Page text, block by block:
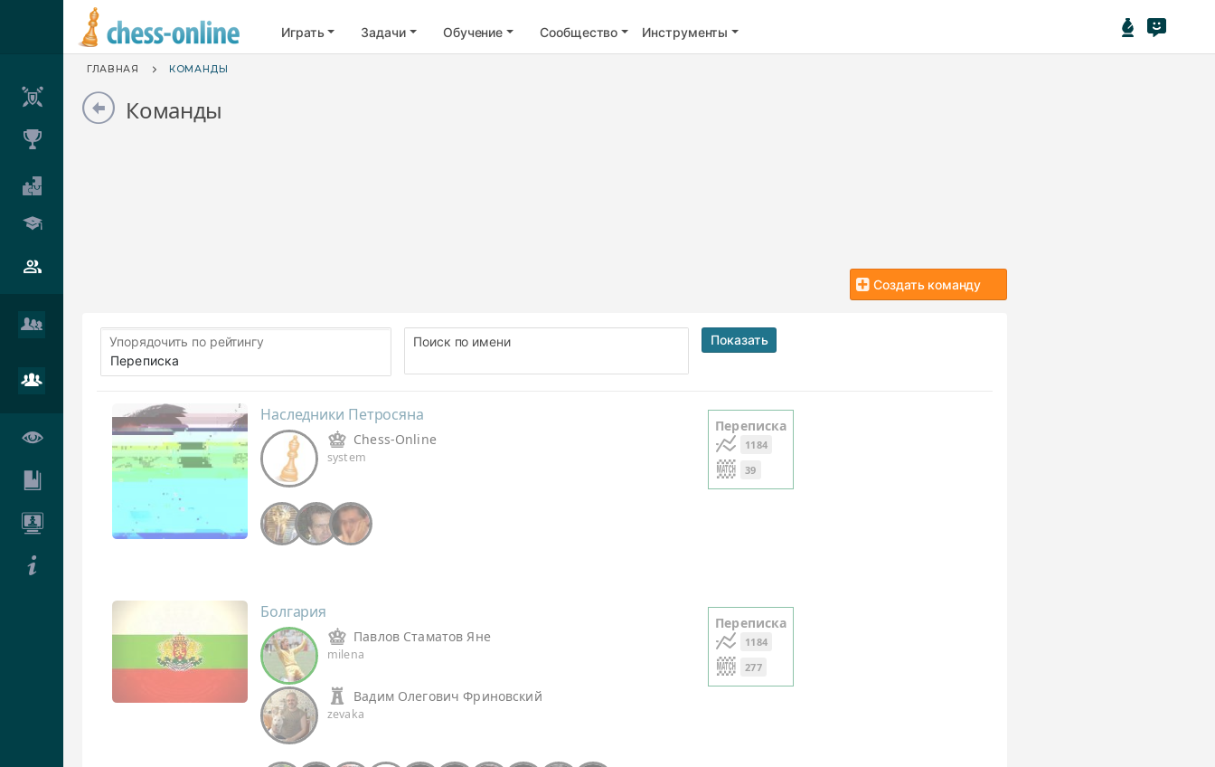
Играть Задачи Обучение Сообщество Инструменты
ГЛАВНАЯ КОМАНДЫ
Команды
Создать команду
Упорядочить по рейтингу
Переписка
Поиск по имени Показать
Наследники Петросяна
Chess-Online
system
Переписка
1184
39
Болгария
Павлов Стаматов Яне
milena
Вадим Олегович Фриновский
zevaka
Переписка
1184
277